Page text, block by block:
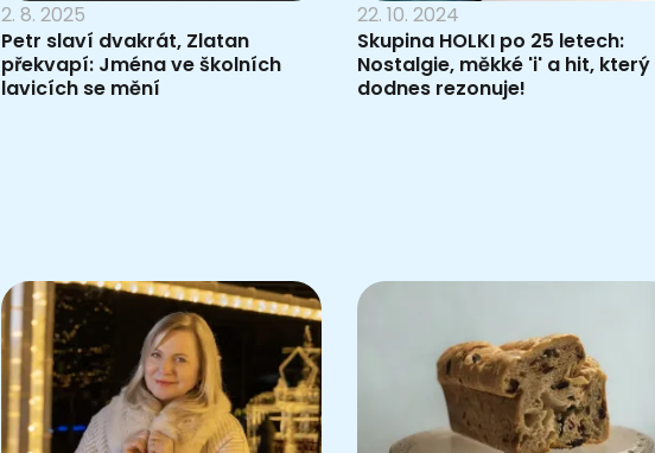
2. 8. 2025
Petr slaví dvakrát, Zlatan
překvapí: Jména ve školních
lavicích se mění
22. 10. 2024
Skupina HOLKI po 25 letech:
Nostalgie, měkké 'i' a hit, který
dodnes rezonuje!